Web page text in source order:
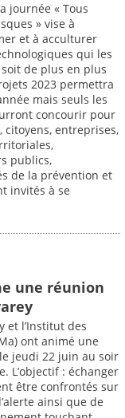
journée « Tous
» vise à
et à acculturer
qui les
de plus en plus
2023 permettra
mais seuls les
concourir pour
entreprises,
publics,
de la prévention et
invités à se
une réunion
et l’Institut des
ont animé une
jeudi 22 juin au soir
L’objectif : échanger
être confrontés sur
ainsi que de